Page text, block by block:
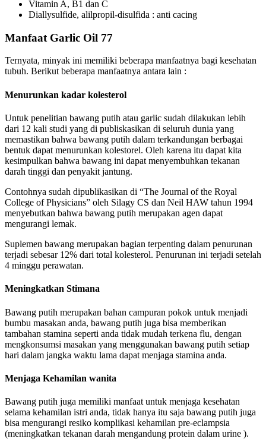
Vitamin A, B1 dan C
Diallysulfide, alilpropil-disulfida : anti cacing
Manfaat Garlic Oil 77
Ternyata, minyak ini memiliki beberapa manfaatnya bagi kesehatan
tubuh. Berikut beberapa manfaatnya antara lain :
Menurunkan kadar kolesterol
Untuk penelitian bawang putih atau garlic sudah dilakukan lebih
dari 12 kali studi yang di publiskasikan di seluruh dunia yang
memastikan bahwa bawang putih dalam terkandungan berbagai
bentuk dapat menurunkan kolestorel. Oleh karena itu dapat kita
kesimpulkan bahwa bawang ini dapat menyembuhkan tekanan
darah tinggi dan penyakit jantung.
Contohnya sudah dipublikasikan di “The Journal of the Royal
College of Physicians” oleh Silagy CS dan Neil HAW tahun 1994
menyebutkan bahwa bawang putih merupakan agen dapat
mengurangi lemak.
Suplemen bawang merupakan bagian terpenting dalam penurunan
terjadi sebesar 12% dari total kolesterol. Penurunan ini terjadi setelah
4 minggu perawatan.
Meningkatkan Stimana
Bawang putih merupakan bahan campuran pokok untuk menjadi
bumbu masakan anda, bawang putih juga bisa memberikan
tambahan stamina seperti anda tidak mudah terkena flu, dengan
mengkonsumsi masakan yang menggunakan bawang putih setiap
hari dalam jangka waktu lama dapat menjaga stamina anda.
Menjaga Kehamilan wanita
Bawang putih juga memiliki manfaat untuk menjaga kesehatan
selama kehamilan istri anda, tidak hanya itu saja bawang putih juga
bisa mengurangi resiko komplikasi kehamilan pre-eclampsia
(meningkatkan tekanan darah mengandung protein dalam urine ).